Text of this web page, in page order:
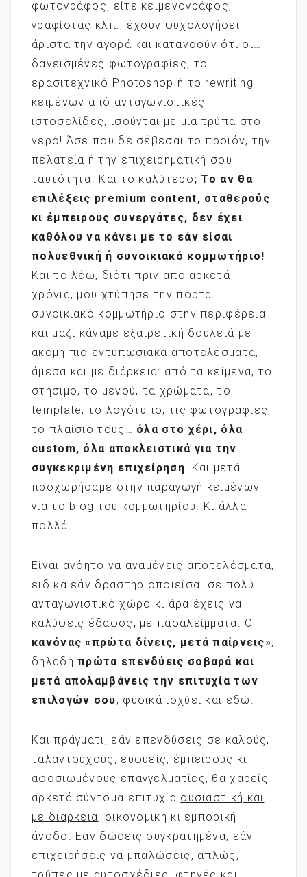
φωτογράφος, είτε κειμενογράφος,
γραφίστας κλπ., έχουν ψυχολογήσει
άριστα την αγορά και κατανοούν ότι οι…
δανεισμένες φωτογραφίες, το
ερασιτεχνικό Photoshop ή το rewriting
κειμένων από ανταγωνιστικές
ιστοσελίδες, ισούνται με μια τρύπα στο
νερό! Άσε που δε σέβεσαι το προϊόν, την
πελατεία ή την επιχειρηματική σου
ταυτότητα. Και το καλύτερο; Το αν θα
επιλέξεις premium content, σταθερούς
κι έμπειρους συνεργάτες, δεν έχει
καθόλου να κάνει με το εάν είσαι
πολυεθνική ή συνοικιακό κομμωτήριο!
Και το λέω, διότι πριν από αρκετά
χρόνια, μου χτύπησε την πόρτα
συνοικιακό κομμωτήριο στην περιφέρεια
και μαζί κάναμε εξαιρετική δουλειά με
ακόμη πιο εντυπωσιακά αποτελέσματα,
άμεσα και με διάρκεια: από τα κείμενα, το
στήσιμο, το μενού, τα χρώματα, το
template, το λογότυπο, τις φωτογραφίες,
το πλαίσιό τους… όλα στο χέρι, όλα
custom, όλα αποκλειστικά για την
συγκεκριμένη επιχείρηση! Και μετά
προχωρήσαμε στην παραγωγή κειμένων
για το blog του κομμωτηρίου. Κι άλλα
πολλά.
Είναι ανόητο να αναμένεις αποτελέσματα,
ειδικά εάν δραστηριοποιείσαι σε πολύ
ανταγωνιστικό χώρο κι άρα έχεις να
καλύψεις έδαφος, με πασαλείμματα. Ο
κανόνας «πρώτα δίνεις, μετά παίρνεις»,
δηλαδήπρώτα επενδύεις σοβαρά και
μετά απολαμβάνεις την επιτυχία των
επιλογών σου, φυσικά ισχύει και εδώ.
Και πράγματι, εάν επενδύσεις σε καλούς,
ταλαντούχους, ευφυείς, έμπειρους κι
αφοσιωμένους επαγγελματίες, θα χαρείς
αρκετά σύντομα επιτυχία ουσιαστική και
με διάρκεια, οικονομική κι εμπορική
άνοδο. Εάν δώσεις συγκρατημένα, εάν
επιχειρήσεις να μπαλώσεις, απλώς,
τρύπες με αυτοσχέδιες, φτηνές και